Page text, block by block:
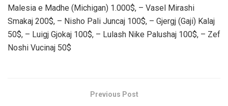
Malesia e Madhe (Michigan) 1.000$, – Vasel Mirashi
Smakaj 200$, – Nisho Pali Juncaj 100$, – Gjergj (Gaji) Kalaj
50$, – Luigj Gjokaj 100$, – Lulash Nike Palushaj 100$, – Zef
Noshi Vucinaj 50$
Previous Post